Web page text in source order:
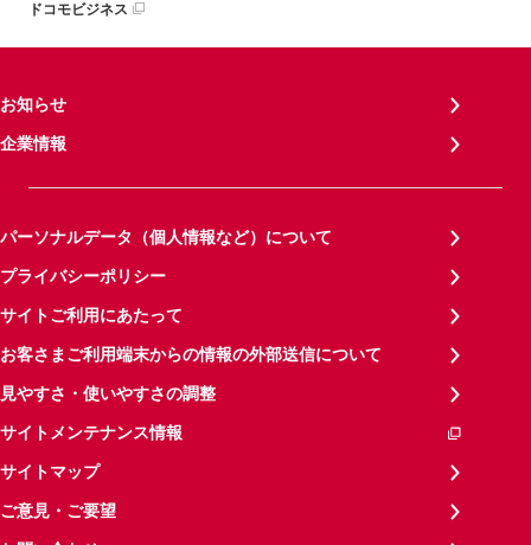
ドコモビジネス
お知らせ
企業情報
パーソナルデータ（個人情報など）について
プライバシーポリシー
サイトご利用にあたって
お客さまご利用端末からの情報の外部送信について
見やすさ・使いやすさの調整
サイトメンテナンス情報
サイトマップ
ご意見・ご要望